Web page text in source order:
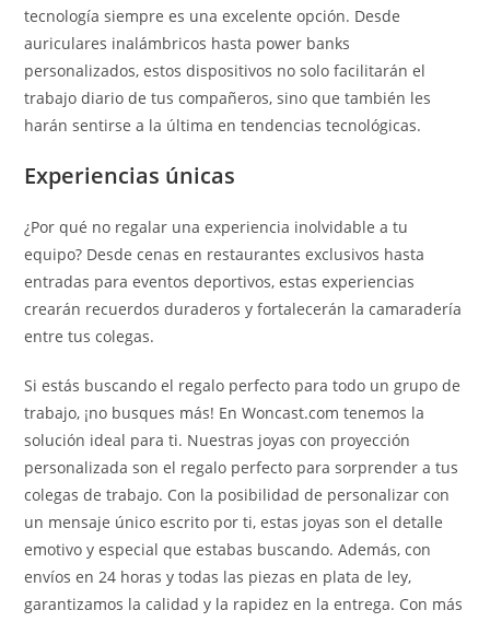
tecnología siempre es una excelente opción. Desde
auriculares inalámbricos hasta power banks
personalizados, estos dispositivos no solo facilitarán el
trabajo diario de tus compañeros, sino que también les
harán sentirse a la última en tendencias tecnológicas.
Experiencias únicas
¿Por qué no regalar una experiencia inolvidable a tu
equipo? Desde cenas en restaurantes exclusivos hasta
entradas para eventos deportivos, estas experiencias
crearán recuerdos duraderos y fortalecerán la camaradería
entre tus colegas.
Si estás buscando el regalo perfecto para todo un grupo de
trabajo, ¡no busques más! En Woncast.com tenemos la
solución ideal para ti. Nuestras joyas con proyección
personalizada son el regalo perfecto para sorprender a tus
colegas de trabajo. Con la posibilidad de personalizar con
un mensaje único escrito por ti, estas joyas son el detalle
emotivo y especial que estabas buscando. Además, con
envíos en 24 horas y todas las piezas en plata de ley,
garantizamos la calidad y la rapidez en la entrega. Con más